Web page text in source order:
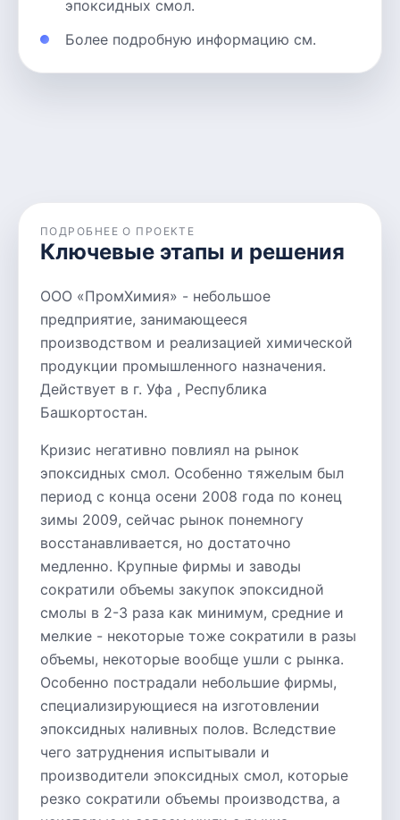
эпоксидных смол.
Более подробную информацию см.
ПОДРОБНЕЕ О ПРОЕКТЕ
Ключевые этапы и решения
ООО «ПромХимия» - небольшое
предприятие, занимающееся
производством и реализацией химической
продукции промышленного назначения.
Действует в г. Уфа , Республика
Башкортостан.
Кризис негативно повлиял на рынок
эпоксидных смол. Особенно тяжелым был
период с конца осени 2008 года по конец
зимы 2009, сейчас рынок понемногу
восстанавливается, но достаточно
медленно. Крупные фирмы и заводы
сократили объемы закупок эпоксидной
смолы в 2-3 раза как минимум, средние и
мелкие - некоторые тоже сократили в разы
объемы, некоторые вообще ушли с рынка.
Особенно пострадали небольшие фирмы,
специализирующиеся на изготовлении
эпоксидных наливных полов. Вследствие
чего затруднения испытывали и
производители эпоксидных смол, которые
резко сократили объемы производства, а